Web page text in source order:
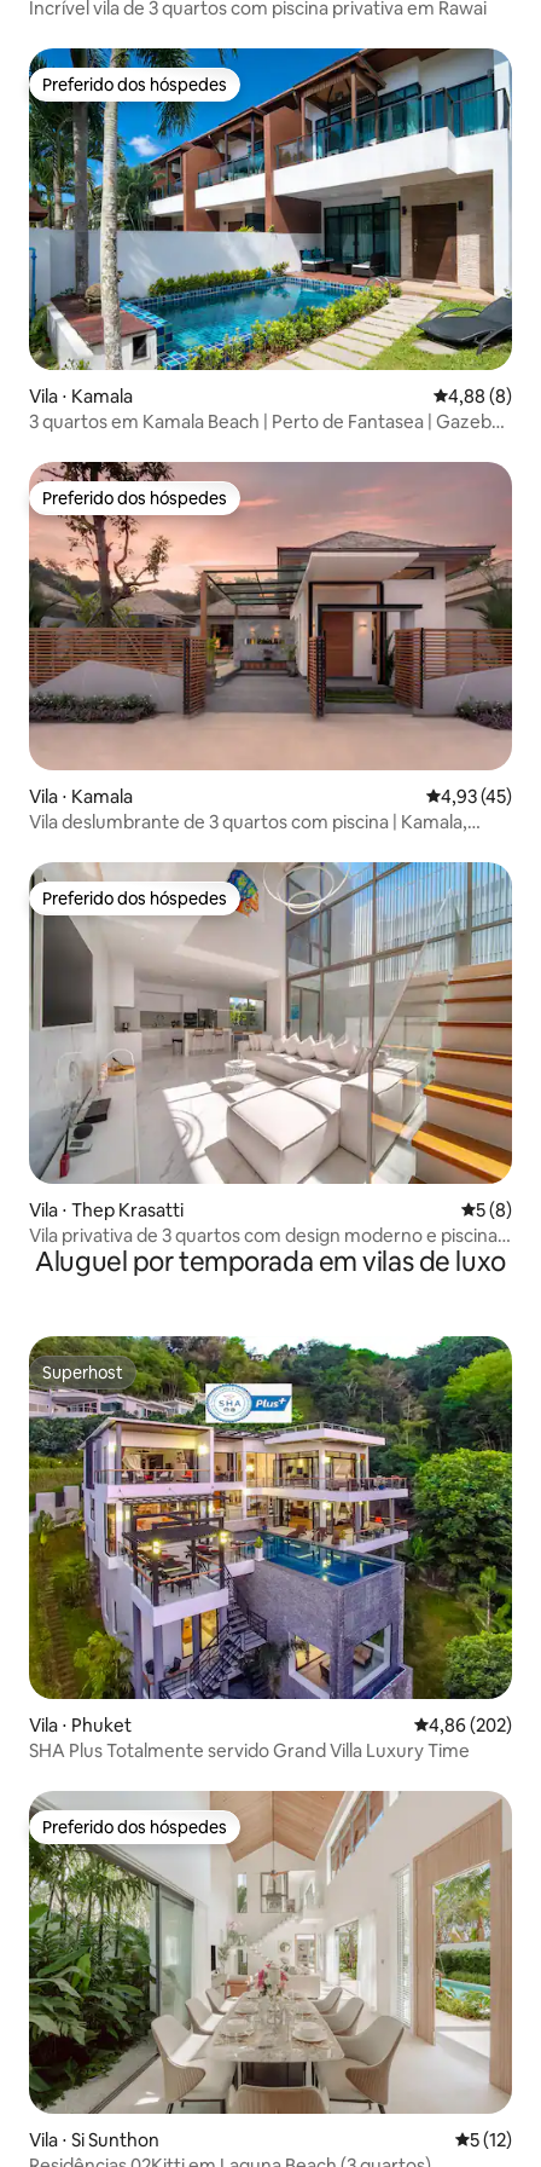
Incrível vila de 3 quartos com piscina privativa em Rawai
Preferido dos hóspedes
Preferido dos hóspedes
Vila ⋅ Kamala 4,88 de uma
4,88 (8)
3 quartos em Kamala Beach | Perto de Fantasea | Gazebo
até a praia
Preferido dos hóspedes
Preferido dos hóspedes
Vila ⋅ Kamala 4,93 de uma
4,93 (45)
Vila deslumbrante de 3 quartos com piscina | Kamala,
Preferido dos hóspedes
Preferido dos hóspedes
Vila ⋅ Thep Krasatti 5 de
5 (8)
Vila privativa de 3 quartos com design moderno e piscina |
perto de Laguna
Aluguel por temporada em vilas de luxo
Superhost
Superhost
Vila ⋅ Phuket 4,86 de uma
4,86 (202)
SHA Plus Totalmente servido Grand Villa Luxury Time
Preferido dos hóspedes
Preferido dos hóspedes
Vila ⋅ Si Sunthon 5 de uma
5 (12)